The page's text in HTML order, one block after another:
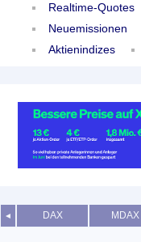
Realtime-Quotes
Neuemissionen
Aktienindizes
◄ DAX MDAX